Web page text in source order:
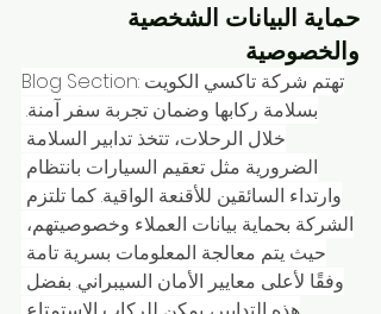
حماية البيانات الشخصية
والخصوصية
Blog Section:تهتم شركة تاكسي الكويت
بسلامة ركابها وضمان تجربة سفر آمنة.
خلال الرحلات، تتخذ تدابير السلامة
الضرورية مثل تعقيم السيارات بانتظام
وارتداء السائقين للأقنعة الواقية. كما تلتزم
الشركة بحماية بيانات العملاء وخصوصيتهم،
حيث يتم معالجة المعلومات بسرية تامة
وفقًا لأعلى معايير الأمان السيبراني. بفضل